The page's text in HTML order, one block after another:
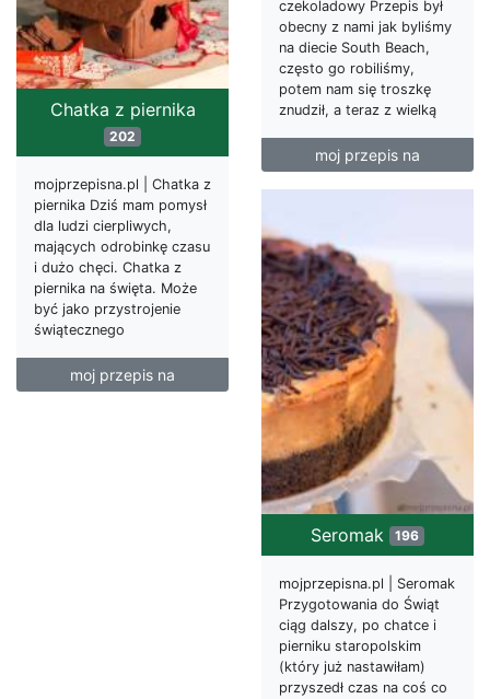
czekoladowy Przepis był
obecny z nami jak byliśmy
na diecie South Beach,
często go robiliśmy,
potem nam się troszkę
znudził, a teraz z wielką
moj przepis na
Chatka z piernika
202
mojprzepisna.pl | Chatka z
piernika Dziś mam pomysł
dla ludzi cierpliwych,
mających odrobinkę czasu
i dużo chęci. Chatka z
piernika na święta. Może
być jako przystrojenie
świątecznego
moj przepis na
Seromak 196
mojprzepisna.pl | Seromak
Przygotowania do Świąt
ciąg dalszy, po chatce i
pierniku staropolskim
(który już nastawiłam)
przyszedł czas na coś co